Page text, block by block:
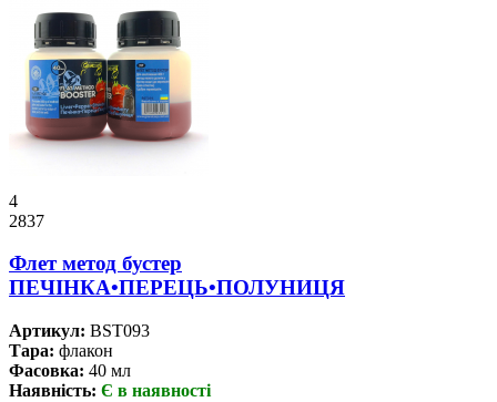
4
2837
Флет метод бустер
ПЕЧІНКА•ПЕРЕЦЬ•ПОЛУНИЦЯ
Артикул: BST093
Тара: флакон
Фасовка: 40 мл
Наявність: Є в наявності